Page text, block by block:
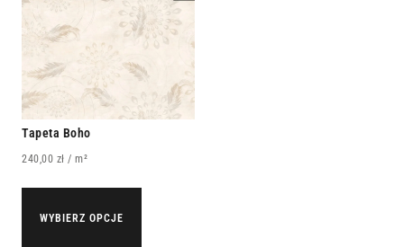
Tapeta Boho
240,00 zł / m²
WYBIERZ OPCJE